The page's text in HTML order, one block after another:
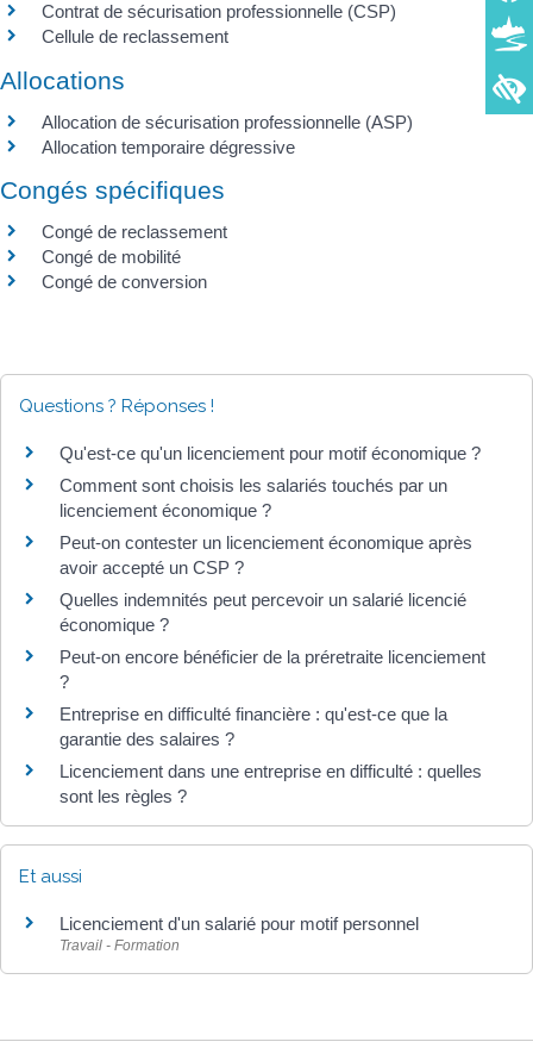
Contrat de sécurisation professionnelle (CSP)
Cellule de reclassement
Allocations
Allocation de sécurisation professionnelle (ASP)
Allocation temporaire dégressive
Congés spécifiques
Congé de reclassement
Congé de mobilité
Congé de conversion
Questions ? Réponses !
Qu'est-ce qu'un licenciement pour motif économique ?
Comment sont choisis les salariés touchés par un
licenciement économique ?
Peut-on contester un licenciement économique après
avoir accepté un CSP ?
Quelles indemnités peut percevoir un salarié licencié
économique ?
Peut-on encore bénéficier de la préretraite licenciement
?
Entreprise en difficulté financière : qu'est-ce que la
garantie des salaires ?
Licenciement dans une entreprise en difficulté : quelles
sont les règles ?
Et aussi
Licenciement d'un salarié pour motif personnel
Travail - Formation